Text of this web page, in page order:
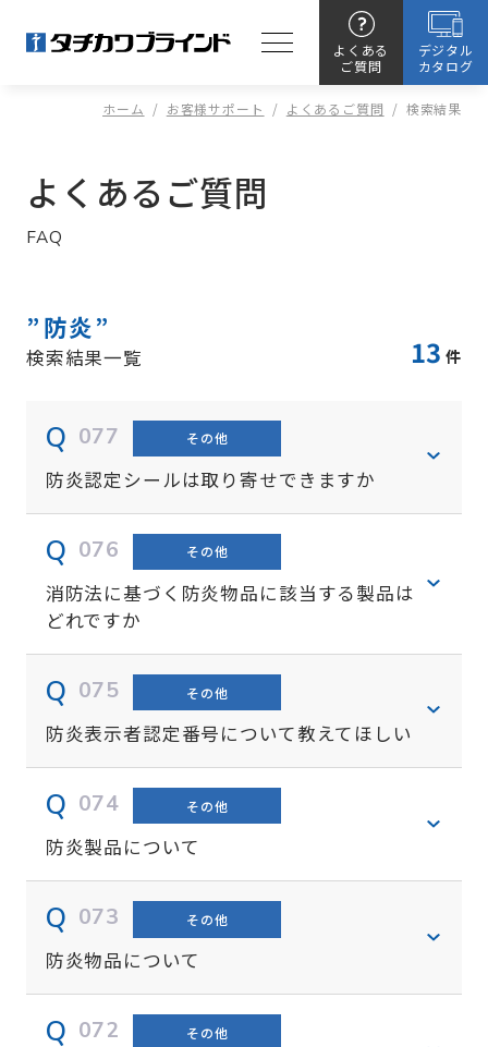
よくある
ご質問
デジタル
カタログ
ホーム / お客様サポート / よくあるご質問 / 検索結果
よくあるご質問
FAQ
防炎
検索結果一覧 13 件
077 その他
防炎認定シールは取り寄せできますか
076 その他
消防法に基づく防炎物品に該当する製品は
どれですか
075 その他
防炎表示者認定番号について教えてほしい
074 その他
防炎製品について
073 その他
防炎物品について
072 その他